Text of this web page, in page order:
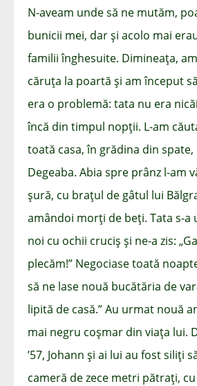
N-aveam unde să ne mutăm,
bunicii mei, dar și acolo mai
familii înghesuite. Dimineața,
căruța la poartă și am început
era o problemă: tata nu era
încă din timpul nopții. L-am
toată casa, în grădina din
Degeaba. Abia spre prânz l-am
șură, cu brațul de gâtul lui
amândoi morți de beți. Tata s-a
noi cu ochii cruciș și ne-a zis:
plecăm!” Negociase toată
să ne lase nouă bucătăria de
lipită de casă.” Au urmat nouă
mai negru coșmar din viața lui.
’57, Johann și ai lui au fost siliți
cameră de zece metri pătrați,